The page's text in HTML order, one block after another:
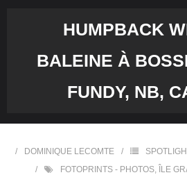
HUMPBACK
BALEINE À
FUNDY, NB,
DOMINIQUE LECOMTE
FOTOPRINTS - PHOTOS, ÎLE